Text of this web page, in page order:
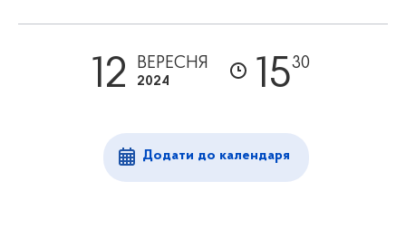
12 ВЕРЕСНЯ
2024 1530
Додати до календаря